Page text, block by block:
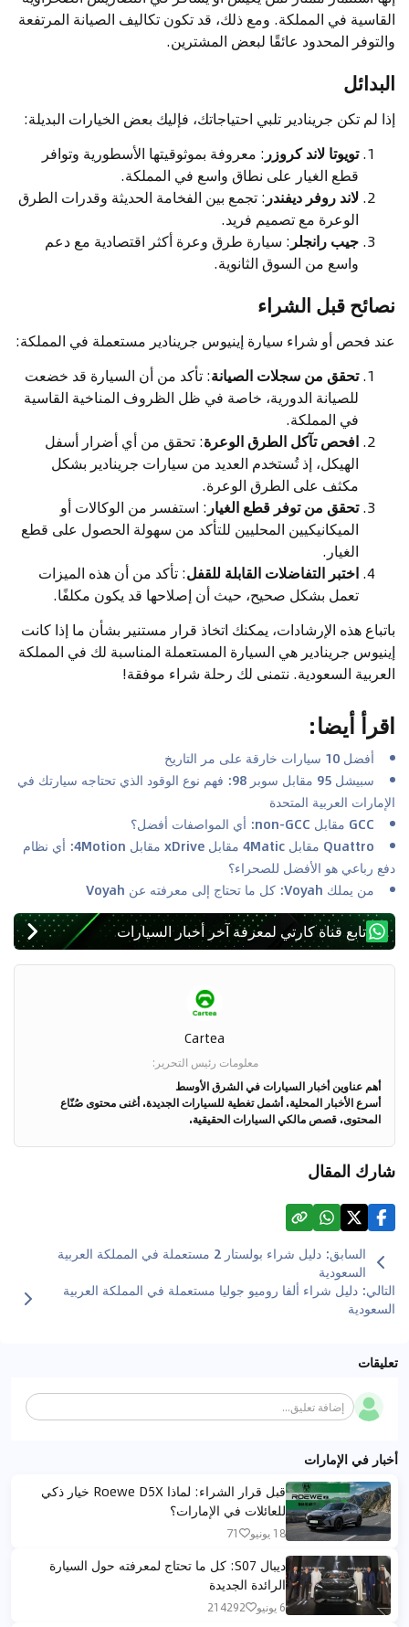
القاسية في المملكة. ومع ذلك، قد تكون تكاليف الصيانة المرتفعة
والتوفر المحدود عائقًا لبعض المشترين.
البدائل
إذا لم تكن جرينادير تلبي احتياجاتك، فإليك بعض الخيارات البديلة:
تويوتا لاند كروزر : معروفة بموثوقيتها الأسطورية وتوافر
قطع الغيار على نطاق واسع في المملكة.
لاند روفر ديفندر : تجمع بين الفخامة الحديثة وقدرات الطرق
الوعرة مع تصميم فريد.
جيب رانجلر : سيارة طرق وعرة أكثر اقتصادية مع دعم
واسع من السوق الثانوية.
نصائح قبل الشراء
عند فحص أو شراء سيارة إينيوس جرينادير مستعملة في المملكة:
تحقق من سجلات الصيانة: تأكد من أن السيارة قد خضعت
للصيانة الدورية، خاصة في ظل الظروف المناخية القاسية
في المملكة.
افحص تآكل الطرق الوعرة: تحقق من أي أضرار أسفل
الهيكل، إذ تُستخدم العديد من سيارات جرينادير بشكل
مكثف على الطرق الوعرة.
تحقق من توفر قطع الغيار : استفسر من الوكالات أو
الميكانيكيين المحليين للتأكد من سهولة الحصول على قطع
الغيار.
اختبر التفاضلات القابلة للقفل: تأكد من أن هذه الميزات
تعمل بشكل صحيح، حيث أن إصلاحها قد يكون مكلفًا.
باتباع هذه الإرشادات، يمكنك اتخاذ قرار مستنير بشأن ما إذا كانت
إينيوس جرينادير هي السيارة المستعملة المناسبة لك في المملكة
العربية السعودية. نتمنى لك رحلة شراء موفقة!
اقرأ أيضا:
أفضل 10 سيارات خارقة على مر التاريخ
سبيشل 95 مقابل سوبر 98: فهم نوع الوقود الذي تحتاجه سيارتك في
الإمارات العربية المتحدة
GCC مقابل non-GCC: أي المواصفات أفضل؟
Quattro مقابل 4Matic مقابل xDrive مقابل 4Motion: أي نظام
دفع رباعي هو الأفضل للصحراء؟
من يملك Voyah: كل ما تحتاج إلى معرفته عن Voyah
تابع قناة كارتي لمعرفة آخر أخبار السيارات
Cartea
معلومات رئيس التحرير :
أهم عناوين أخبار السيارات في الشرق الأوسط
أسرع الأخبار المحلية. أشمل تغطية للسيارات الجديدة. أغنى محتوى صُنّاع
المحتوى. قصص مالكي السيارات الحقيقية.
شارك المقال
السابق:
دليل شراء بولستار 2 مستعملة في المملكة العربية
السعودية
التالي: دليل شراء ألفا روميو جوليا مستعملة في المملكة العربية
السعودية
تعليقات
إضافة تعليق...
أخبار في الإمارات
قبل قرار الشراء: لماذا Roewe D5X خيار ذكي
للعائلات في الإمارات؟
18 يونيو 71
ديبال S07: كل ما تحتاج لمعرفته حول السيارة
الرائدة الجديدة
6 يونيو 214292